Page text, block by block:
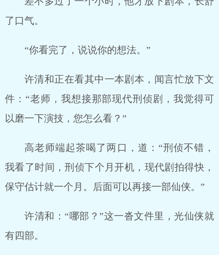
了口气。
“你看完了，说说你的想法。”
许清和正在看其中一本剧本，闻言忙放下文
件：“老师，我想接那部现代刑侦剧，我觉得可
以磨一下演技，您怎么看？”
高老师端起茶喝了两口，道：“刑侦不错，
我看了时间，刑侦下个月开机，现代剧拍得快，
保守估计就一个月。后面可以再接一部仙侠。”
许清和：“哪部？”这一沓文件里，光仙侠就
有四部。